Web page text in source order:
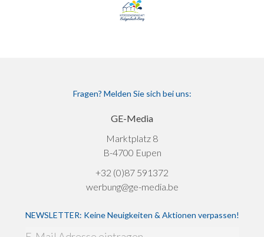
Fragen? Melden Sie sich bei uns:
GE-Media
Marktplatz 8
B-4700 Eupen
+32 (0)87 591372
werbung@ge-media.be
NEWSLETTER: Keine Neuigkeiten & Aktionen verpassen!